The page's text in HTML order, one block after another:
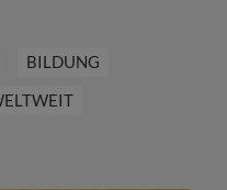
BILDUNG